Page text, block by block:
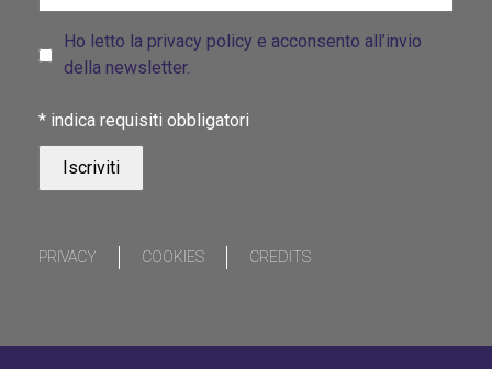
Ho letto la privacy policy e acconsento all’invio
della newsletter.
* indica requisiti obbligatori
PRIVACY COOKIES CREDITS